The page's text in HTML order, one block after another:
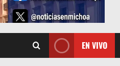
EN VIVO